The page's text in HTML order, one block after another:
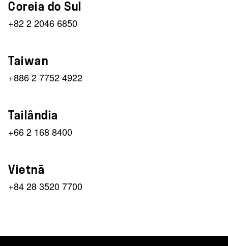
Coreia do Sul
+82 2 2046 6850
Taiwan
+886 2 7752 4922
Tailândia
+66 2 168 8400
Vietnã
+84 28 3520 7700